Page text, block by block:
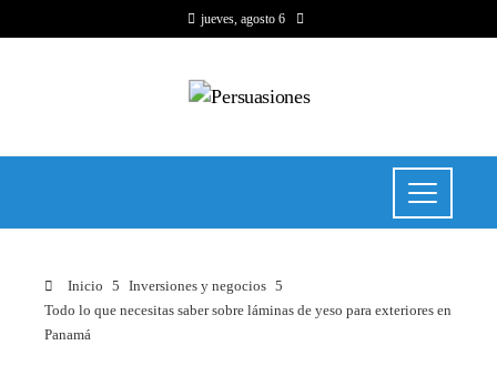
jueves, agosto 6
Inicio
Inversiones y negocios
Todo lo que necesitas saber sobre láminas de yeso para exteriores en
Panamá